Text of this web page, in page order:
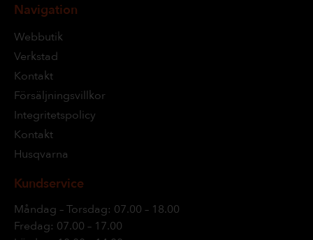
Navigation
Webbutik
Verkstad
Kontakt
Försäljningsvillkor
Integritetspolicy
Kontakt
Husqvarna
Kundservice
Måndag – Torsdag: 07.00 – 18.00
Fredag: 07.00 – 17.00